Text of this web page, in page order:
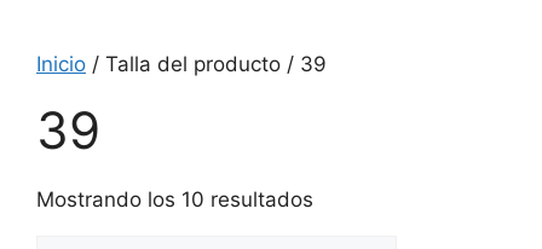
Inicio / Talla del producto / 39
39
Mostrando los 10 resultados